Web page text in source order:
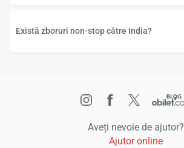
Există zboruri non-stop către India?
Aveți nevoie de ajutor?
Ajutor online